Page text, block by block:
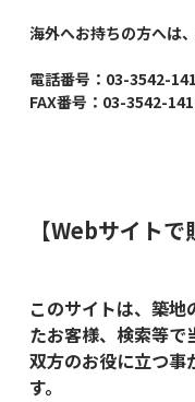
海外へお持ちの方へは
電話番号：03-3542-
FAX番号：03-3542-
【Webサイトで
このサイトは、築
たお客様、検索等で
双方のお役に立つ事
す。